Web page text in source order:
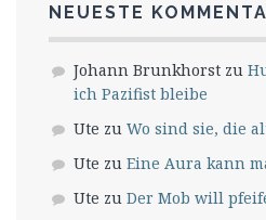
NEUESTE
Johann Brunkhorst zu
ich Pazifist bleibe
Ute zu Wo sind sie, die
Ute zu Eine Aura kann
Ute zu Der Mob will